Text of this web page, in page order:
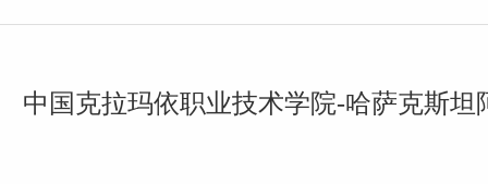
中国克拉玛依职业技术学院-哈萨克斯